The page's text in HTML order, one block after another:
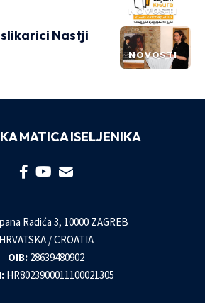
NOVOSTI
NOVOSTI
Nastji
MATICA ISELJENIKA
Radića 3, 10000 ZAGREB
HRVATSKA / CROATIA
OIB: 28639480902
HR8023900011100021305